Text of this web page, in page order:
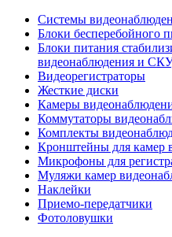
Системы
Блоки бесперебойного
Блоки питания
видеонаблюдения и
Видеорегистраторы
Жесткие диски
Камеры
Коммутаторы
Комплекты
Кронштейны для камер
Микрофоны для
Муляжи камер
Наклейки
Приемо-передатчики
Фотоловушки